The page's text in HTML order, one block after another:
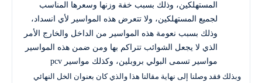
المستهلكين، وذلك بسبب خفة وزنها وسعرها المناسب
لجميع المستهلكين، ولا تتعرض هذه المواسير لأي انسداد،
وذلك بسبب نعومة هذه المواسير من الداخل والخارج الأمر
الذي لا يجعل الشوائب تتراكم بها ومن ضمن هذه المواسير
مواسير تسمى البولي بروبلين، وكذلك مواسير pcv
وبذلك فقد وصلنا إلى نهاية مقالنا هذا والذي كان بعنوان الخل النهائي